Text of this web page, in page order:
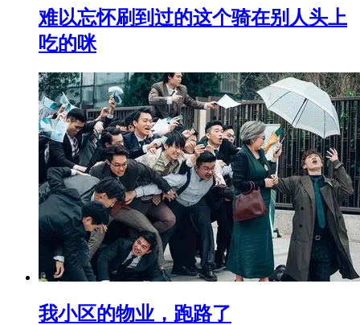
难以忘怀刷到过的这个骑在别人头上
吃的咪
我小区的物业，跑路了